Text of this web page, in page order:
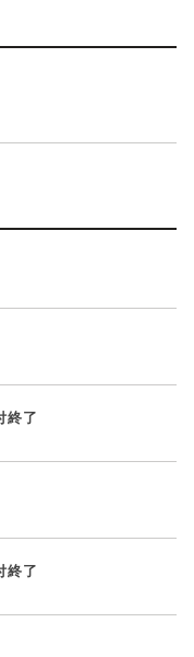
終了
終了